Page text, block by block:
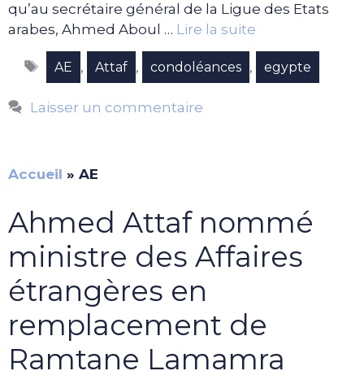
qu’au secrétaire général de la Ligue des Etats
arabes, Ahmed Aboul … Lire la suite
Étiquettes
AE , Attaf , condoléances , egypte
Laisser un commentaire
Accueil » AE
Ahmed Attaf nommé
ministre des Affaires
étrangères en
remplacement de
Ramtane Lamamra